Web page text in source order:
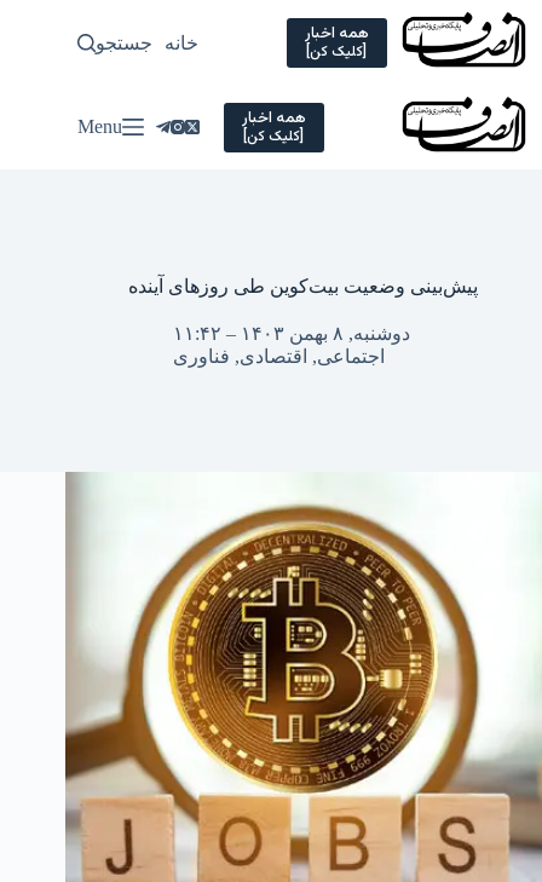
Skip
content
همه اخبار
[کلیک کن] خانه سیاسی
جستجو
همه اخبار
[کلیک کن] Menu
پیش‌بینی وضعیت بیت‌کوین طی روزهای آینده
دوشنبه, ۸ بهمن ۱۴۰۳ – ۱۱:۴۲
اجتماعی, اقتصادی, فناوری